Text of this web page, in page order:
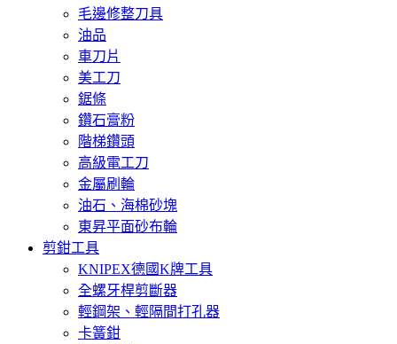
毛邊修整刀具
油品
車刀片
美工刀
鋸條
鑽石膏粉
階梯鑽頭
高級電工刀
金屬刷輪
油石、海棉砂塊
東昇平面砂布輪
剪鉗工具
KNIPEX德國K牌工具
全螺牙桿剪斷器
輕鋼架、輕隔間打孔器
卡簧鉗